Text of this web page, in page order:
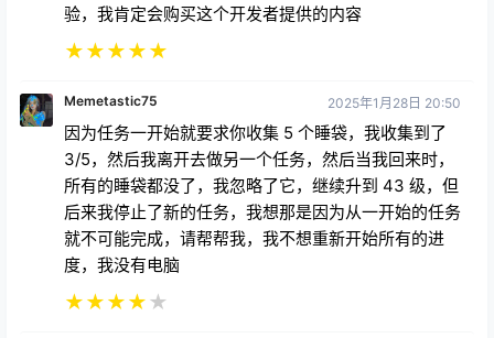
验，我肯定会购买这个开发者提供的内容
★★★★★
Memetastic75 2025年1月28日 20:50
因为任务一开始就要求你收集 5 个睡袋，我收集到了
3/5，然后我离开去做另一个任务，然后当我回来时，
所有的睡袋都没了，我忽略了它，继续升到 43 级，但
后来我停止了新的任务，我想那是因为从一开始的任务
就不可能完成，请帮帮我，我不想重新开始所有的进
度，我没有电脑
★★★★★